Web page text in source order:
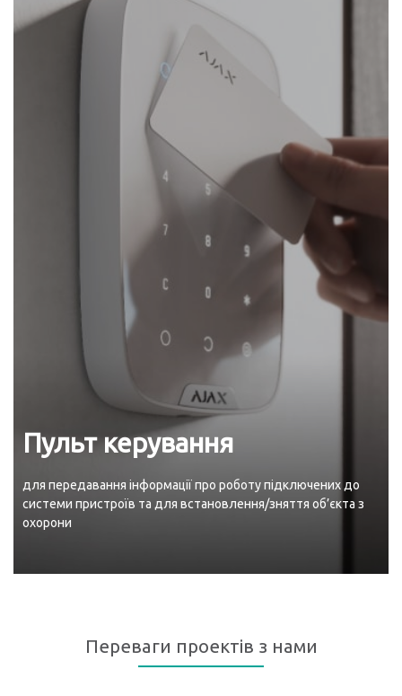
Пульт керування
для передавання інформації про роботу підключених до
системи пристроїв та для встановлення/зняття об’єкта з
охорони
Переваги проектів з нами